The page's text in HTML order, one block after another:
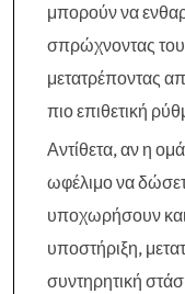
μπορούν να
σπρώχνοντας
μετατρέποντας
πιο επιθετική
Αντίθετα, αν η
ωφέλιμο να
υποχωρήσουν
υποστήριξη,
συντηρητική